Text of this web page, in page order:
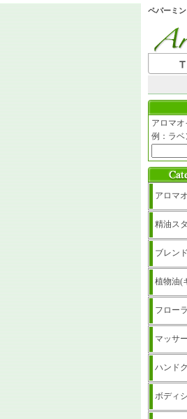
ペパーミ
アロマ
例：ラベ
アロマ
精油ス
ブレン
植物油(
フロー
マッサ
ハンド
ボディ